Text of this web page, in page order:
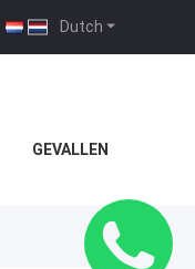
Dutch
GEVALLEN